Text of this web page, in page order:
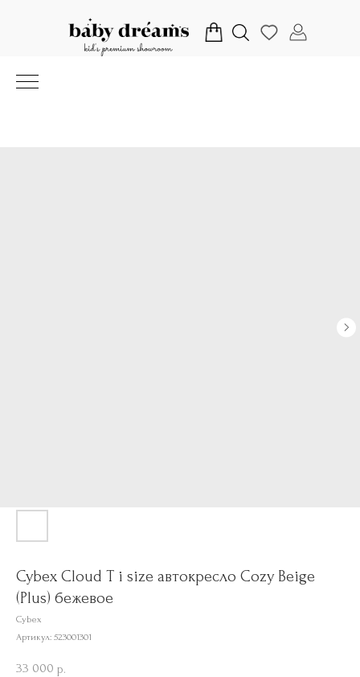
Cybex Cloud T i size автокресло Cozy Beige
(Plus) бежевое
Cybex
Артикул: 523001301
33 000 р.